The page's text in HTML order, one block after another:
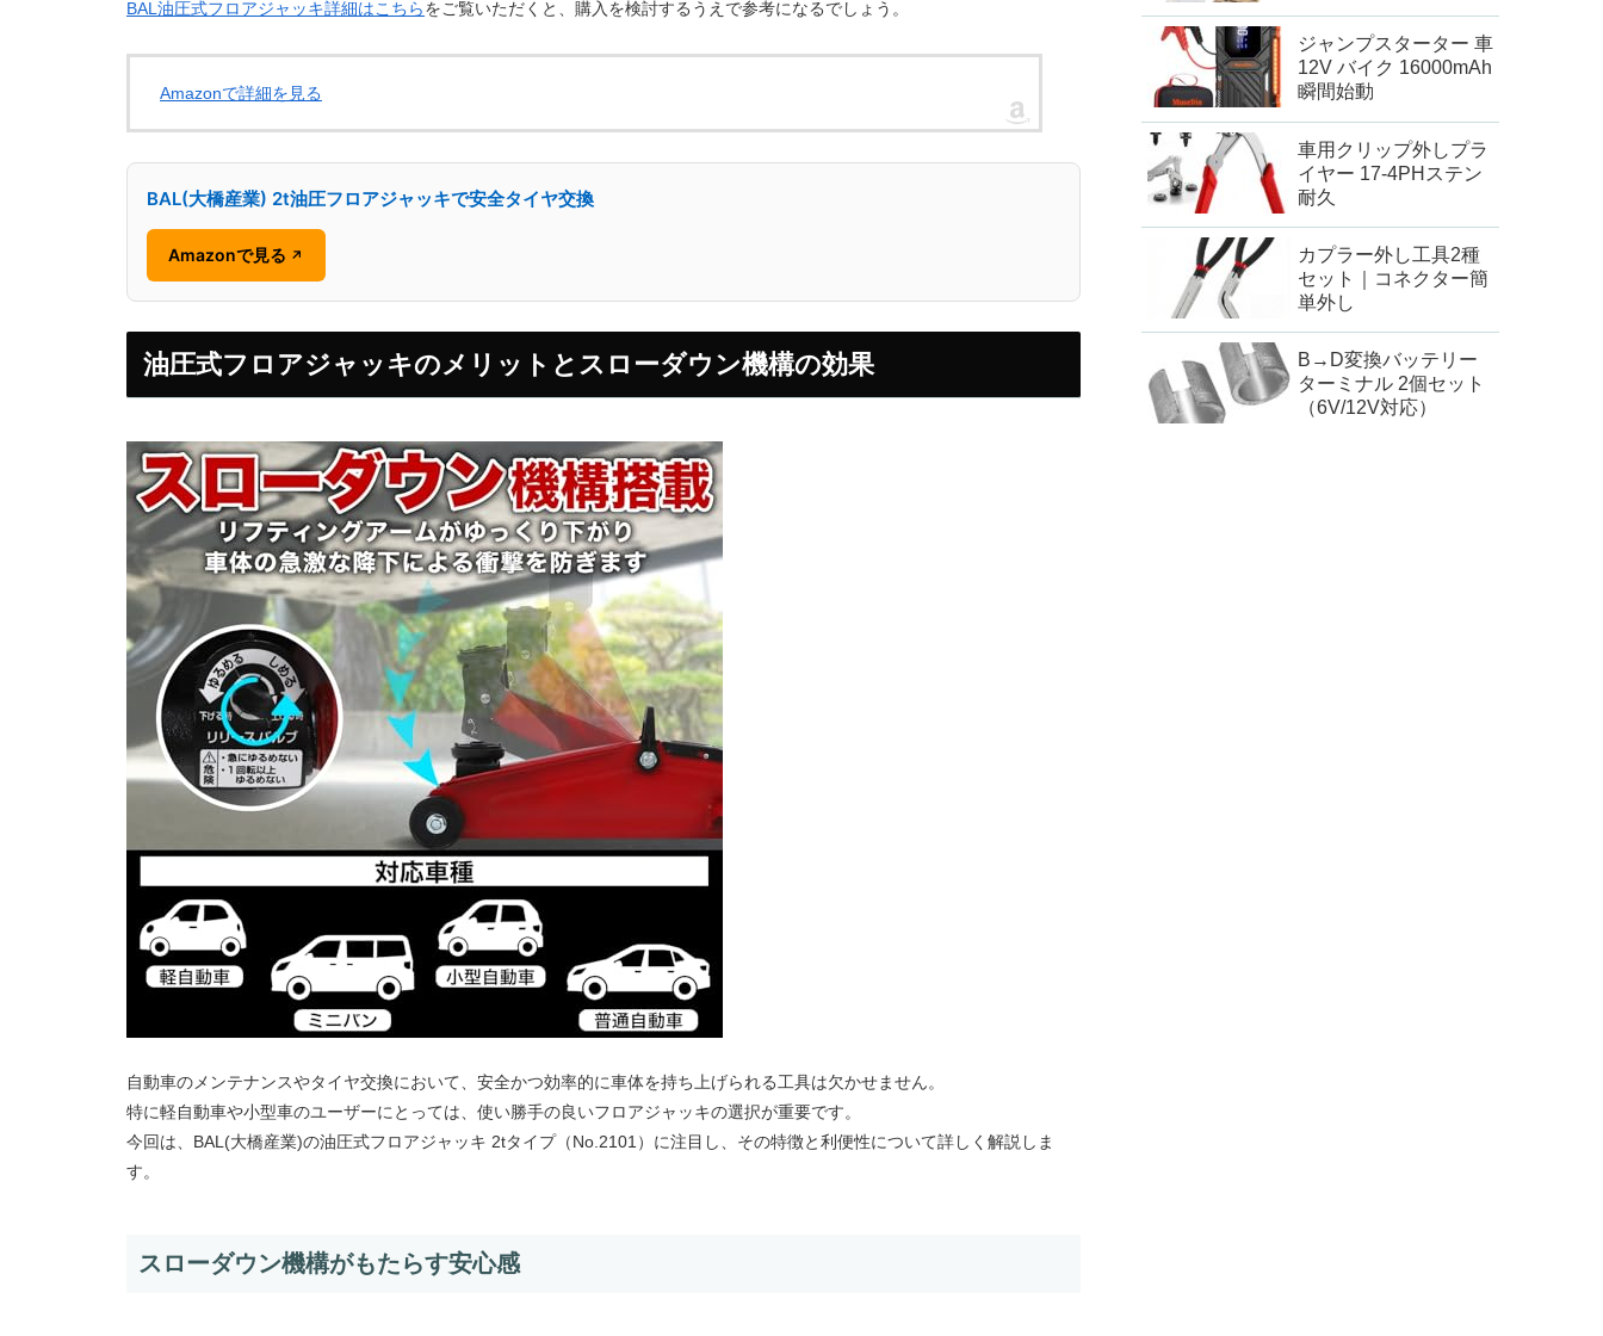
BAL油圧式フロアジャッキ詳細はこちらをご覧いただくと、購入を検討するうえで参考になるでしょう。
Amazonで詳細を見る
BAL(大橋産業) 2t油圧フロアジャッキで安全タイヤ交換
Amazonで見る ↗
油圧式フロアジャッキのメリットとスローダウン機構の効果
自動車のメンテナンスやタイヤ交換において、安全かつ効率的に車体を持ち上げられる工具は欠かせません。
特に軽自動車や小型車のユーザーにとっては、使い勝手の良いフロアジャッキの選択が重要です。
今回は、BAL(大橋産業)の油圧式フロアジャッキ 2tタイプ（No.2101）に注目し、その特徴と利便性について詳しく解説しま
す。
スローダウン機構がもたらす安心感
ジャンプスターター 車
12V バイク 16000mAh
瞬間始動
車用クリップ外しプラ
イヤー 17-4PHステン
耐久
カプラー外し工具2種
セット｜コネクター簡
単外し
B→D変換バッテリー
ターミナル 2個セット
（6V/12V対応）